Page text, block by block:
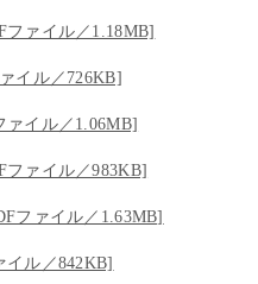
ファイル／1.18MB]
イル／726KB]
ァイル／1.06MB]
ファイル／983KB]
ファイル／1.63MB]
イル／842KB]